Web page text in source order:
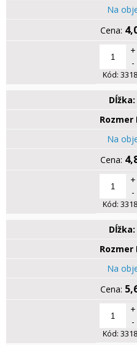
Na
+
-
Kód:
Dĺžka:
Rozmer
Na
+
-
Kód:
Dĺžka:
Rozmer
Na
+
-
Kód: